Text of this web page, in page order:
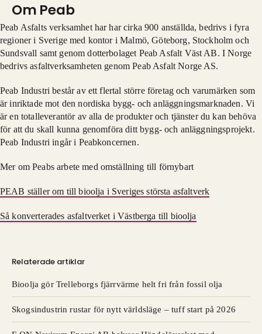
Om Peab
Peab Asfalts verksamhet har har cirka 900 anställda, bedrivs i fyra
regioner i Sverige med kontor i Malmö, Göteborg, Stockholm och
Sundsvall samt genom dotterbolaget Peab Asfalt Väst AB. I Norge
bedrivs asfaltverksamheten genom Peab Asfalt Norge AS.
Peab Industri består av ett flertal större företag och varumärken som
är inriktade mot den nordiska bygg- och anläggningsmarknaden. Vi
är en totalleverantör av alla de produkter och tjänster du kan behöva
för att du skall kunna genomföra ditt bygg- och anläggningsprojekt.
Peab Industri ingår i Peabkoncernen.
Mer om Peabs arbete med omställning till förnybart
PEAB ställer om till bioolja i Sveriges största asfaltverk
Så konverterades asfaltverket i Västberga till bioolja
Relaterade artiklar
Bioolja gör Trelleborgs fjärrvärme helt fri från fossil olja
Skogsindustrin rustar för nytt världsläge – tuff start på 2026